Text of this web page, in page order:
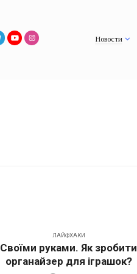
Новости
ЛАЙФХАКИ
Своїми руками. Як зробити
органайзер для іграшок?